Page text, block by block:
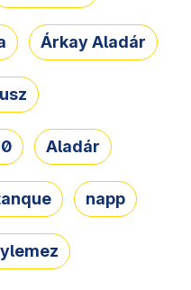
Árkay Aladár
Aladár
napp